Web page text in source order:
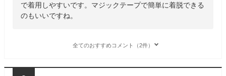
で着用しやすいです。マジックテープで簡単に着脱できる
のもいいですね。
全てのおすすめコメント（2件）